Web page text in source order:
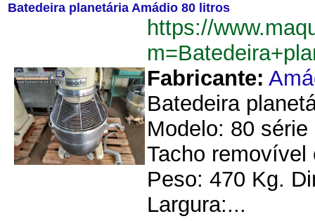
Batedeira planetária Amádio 80 litros
https://
Fabricante:
Batedeira
Modelo: 80
Tacho
Peso: 470 Kg.
Largura:...